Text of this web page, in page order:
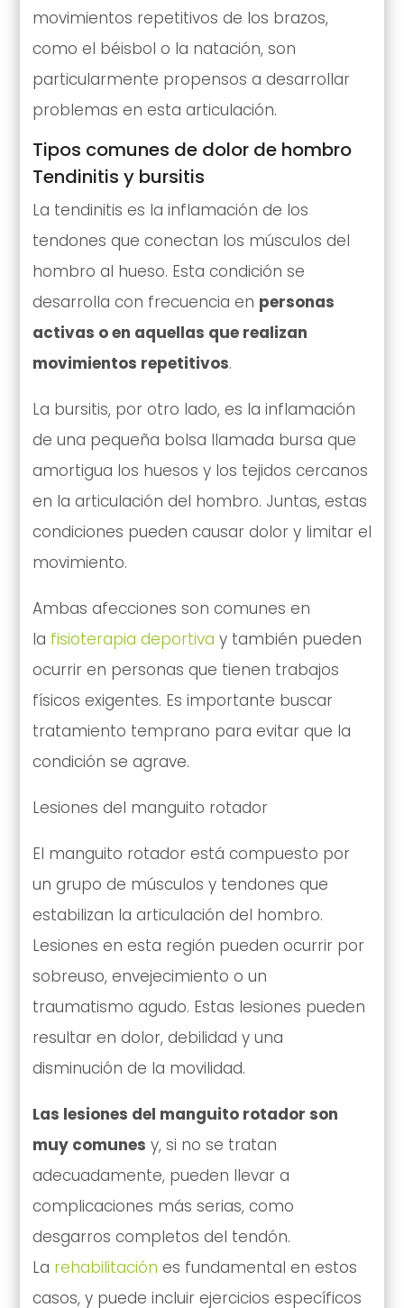
movimientos repetitivos de los brazos,
como el béisbol o la natación, son
particularmente propensos a desarrollar
problemas en esta articulación.
Tipos comunes de dolor de hombro
Tendinitis y bursitis
La tendinitis es la inflamación de los
tendones que conectan los músculos del
hombro al hueso. Esta condición se
desarrolla con frecuencia en personas
activas o en aquellas que realizan
movimientos repetitivos.
La bursitis, por otro lado, es la inflamación
de una pequeña bolsa llamada bursa que
amortigua los huesos y los tejidos cercanos
en la articulación del hombro. Juntas, estas
condiciones pueden causar dolor y limitar el
movimiento.
Ambas afecciones son comunes en
la fisioterapia deportiva y también pueden
ocurrir en personas que tienen trabajos
físicos exigentes. Es importante buscar
tratamiento temprano para evitar que la
condición se agrave.
Lesiones del manguito rotador
El manguito rotador está compuesto por
un grupo de músculos y tendones que
estabilizan la articulación del hombro.
Lesiones en esta región pueden ocurrir por
sobreuso, envejecimiento o un
traumatismo agudo. Estas lesiones pueden
resultar en dolor, debilidad y una
disminución de la movilidad.
Las lesiones del manguito rotador son
muy comunes y, si no se tratan
adecuadamente, pueden llevar a
complicaciones más serias, como
desgarros completos del tendón.
La rehabilitación es fundamental en estos
casos, y puede incluir ejercicios específicos